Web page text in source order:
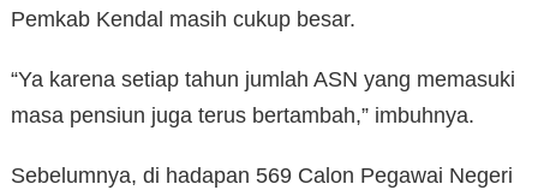
Pemkab Kendal masih cukup besar.
“Ya karena setiap tahun jumlah ASN yang memasuki
masa pensiun juga terus bertambah,” imbuhnya.
Sebelumnya, di hadapan 569 Calon Pegawai Negeri